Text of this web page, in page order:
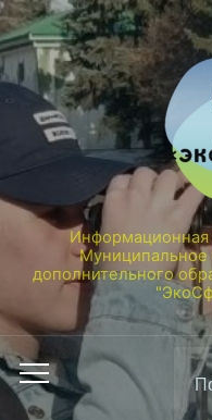
Информационная
дополнительного
Переключить
мобильное
по: